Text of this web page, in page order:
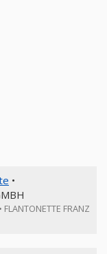
•
• FLANTONETTE FRANZ